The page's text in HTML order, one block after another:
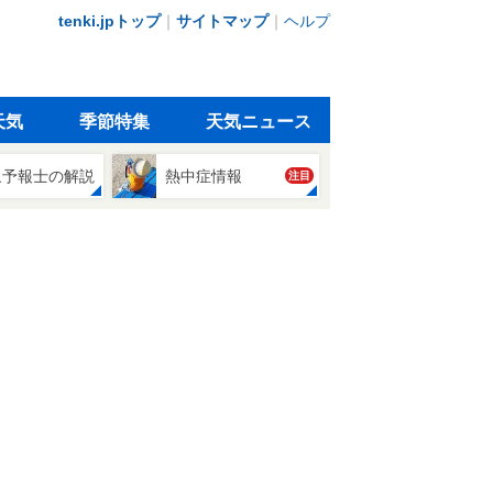
tenki.jpトップ｜ サイトマップ｜ ヘルプ
気 季節特集 天気ニュース
報士の解説 熱中症情報 注目